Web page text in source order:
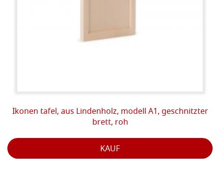
Ikonen tafel, aus Lindenholz, modell A1, geschnitzter
brett, roh
KAUF